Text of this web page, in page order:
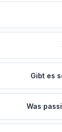
Gibt es
Was